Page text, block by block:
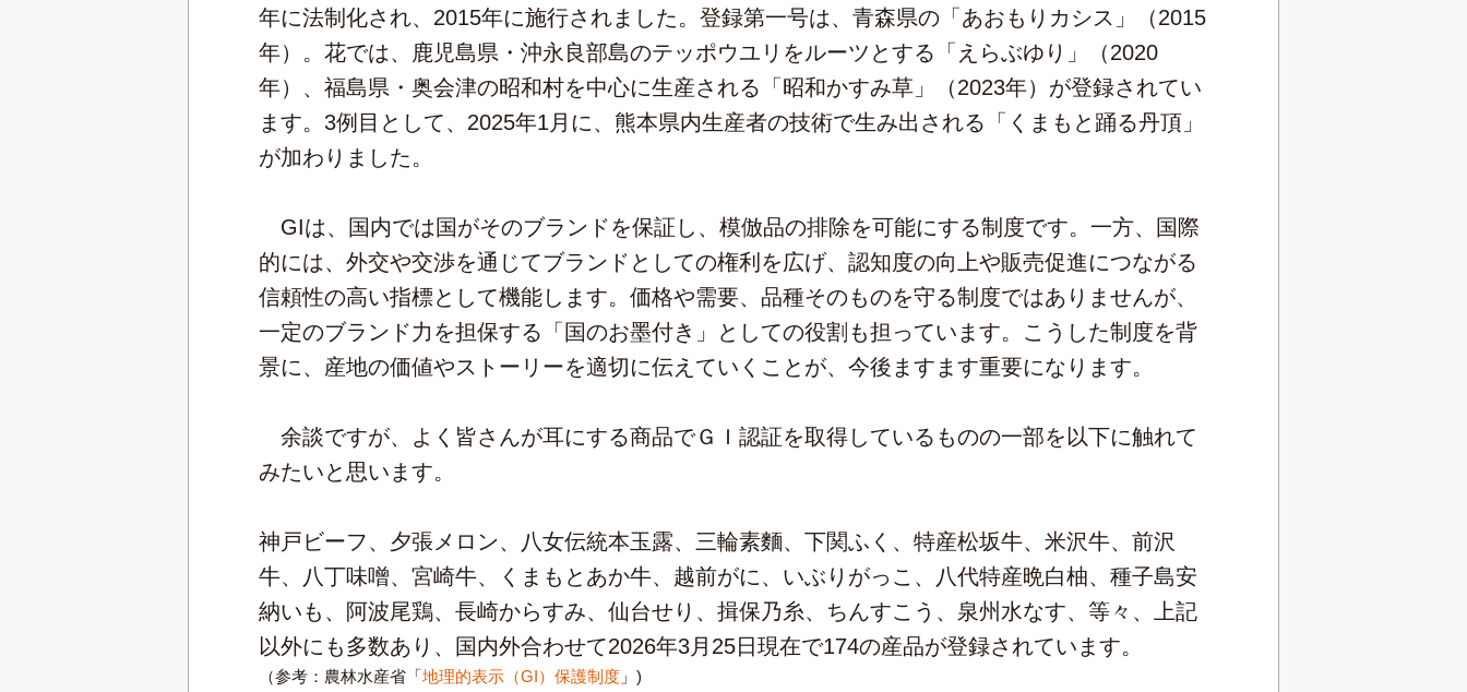
年に法制化され、2015年に施行されました。登録第一号は、青森県の「あおもりカシス」（2015
年）。花では、鹿児島県・沖永良部島のテッポウユリをルーツとする「えらぶゆり」（2020
年）、福島県・奥会津の昭和村を中心に生産される「昭和かすみ草」（2023年）が登録されてい
ます。3例目として、2025年1月に、熊本県内生産者の技術で生み出される「くまもと踊る丹頂」
が加わりました。
GIは、国内では国がそのブランドを保証し、模倣品の排除を可能にする制度です。一方、国際
的には、外交や交渉を通じてブランドとしての権利を広げ、認知度の向上や販売促進につながる
信頼性の高い指標として機能します。価格や需要、品種そのものを守る制度ではありませんが、
一定のブランド力を担保する「国のお墨付き」としての役割も担っています。こうした制度を背
景に、産地の価値やストーリーを適切に伝えていくことが、今後ますます重要になります。
余談ですが、よく皆さんが耳にする商品でＧＩ認証を取得しているものの一部を以下に触れて
みたいと思います。
神戸ビーフ、夕張メロン、八女伝統本玉露、三輪素麵、下関ふく、特産松坂牛、米沢牛、前沢
牛、八丁味噌、宮崎牛、くまもとあか牛、越前がに、いぶりがっこ、八代特産晩白柚、種子島安
納いも、阿波尾鶏、長崎からすみ、仙台せり、揖保乃糸、ちんすこう、泉州水なす、等々、上記
以外にも多数あり、国内外合わせて2026年3月25日現在で174の産品が登録されています。
（参考：農林水産省「地理的表示（GI）保護制度 」)